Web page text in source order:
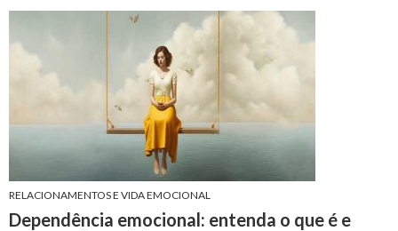
RELACIONAMENTOS E VIDA EMOCIONAL
Dependência emocional: entenda o que é e